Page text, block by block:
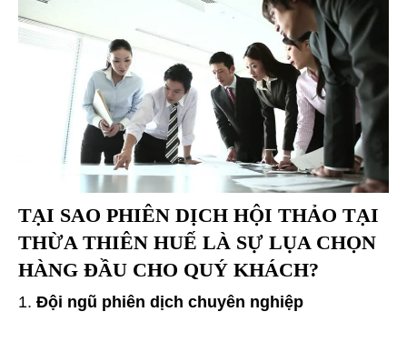
TẠI SAO PHIÊN DỊCH HỘI THẢO TẠI
THỪA THIÊN HUẾ LÀ SỰ LỤA CHỌN
HÀNG ĐẦU CHO QUÝ KHÁCH?
Đội ngũ phiên dịch chuyên nghiệp